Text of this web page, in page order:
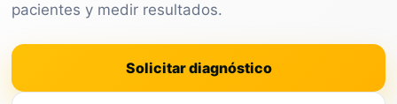
pacientes y medir resultados.
Solicitar diagnóstico